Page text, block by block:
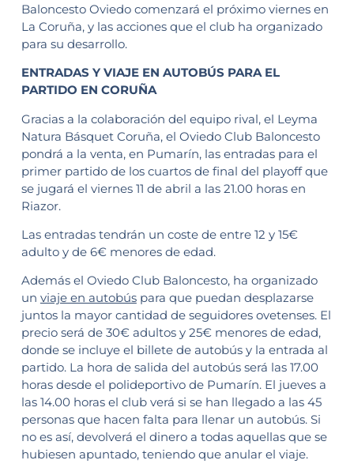
Baloncesto Oviedo comenzará el próximo viernes en
La Coruña, y las acciones que el club ha organizado
para su desarrollo.
ENTRADAS Y VIAJE EN AUTOBÚS PARA EL
PARTIDO EN CORUÑA
Gracias a la colaboración del equipo rival, el Leyma
Natura Básquet Coruña, el Oviedo Club Baloncesto
pondrá a la venta, en Pumarín, las entradas para el
primer partido de los cuartos de final del playoff que
se jugará el viernes 11 de abril a las 21.00 horas en
Riazor.
Las entradas tendrán un coste de entre 12 y 15€
adulto y de 6€ menores de edad.
Además el Oviedo Club Baloncesto, ha organizado
un viaje en autobúspara que puedan desplazarse
juntos la mayor cantidad de seguidores ovetenses. El
precio será de 30€ adultos y 25€ menores de edad,
donde se incluye el billete de autobús y la entrada al
partido. La hora de salida del autobús será las 17.00
horas desde el polideportivo de Pumarín. El jueves a
las 14.00 horas el club verá si se han llegado a las 45
personas que hacen falta para llenar un autobús. Si
no es así, devolverá el dinero a todas aquellas que se
hubiesen apuntado, teniendo que anular el viaje.